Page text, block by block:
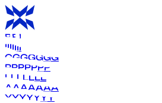
B B B
IIIIIII
GGGGGGG
PPPPPPP
L L L LLLL
A AAAAAA
YYYYY Y Y